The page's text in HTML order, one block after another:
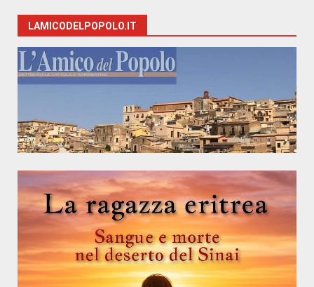
LAMICODELPOPOLO.IT